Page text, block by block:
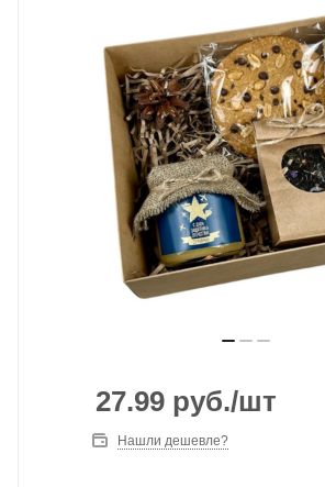
27.99 руб./шт
Нашли дешевле?